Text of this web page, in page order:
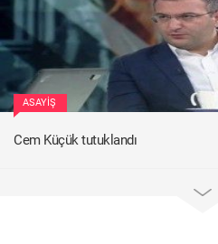
ASAYIŞ
Cem Küçük tutuklandı